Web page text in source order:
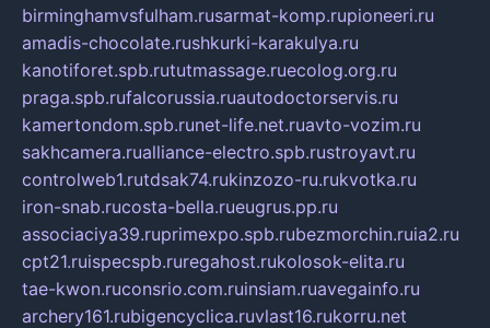
birminghamvsfulham.rusarmat-komp.rupioneeri.ru
amadis-chocolate.rushkurki-karakulya.ru
kanotiforet.spb.rututmassage.ruecolog.org.ru
praga.spb.rufalcorussia.ruautodoctorservis.ru
kamertondom.spb.runet-life.net.ruavto-vozim.ru
sakhcamera.rualliance-electro.spb.rustroyavt.ru
controlweb1.rutdsak74.rukinzozo-ru.rukvotka.ru
iron-snab.rucosta-bella.rueugrus.pp.ru
associaciya39.ruprimexpo.spb.rubezmorchin.ruia2.ru
cpt21.ruispecspb.ruregahost.rukolosok-elita.ru
tae-kwon.ruconsrio.com.ruinsiam.ruavegainfo.ru
archery161.rubigencyclica.ruvlast16.rukorru.net